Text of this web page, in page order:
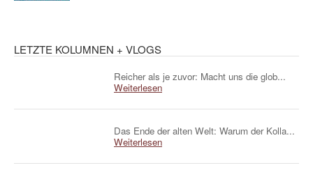
LETZTE KOLUMNEN + VLOGS
Reicher als je zuvor: Macht uns die glob...
Weiterlesen
Das Ende der alten Welt: Warum der Kolla...
Weiterlesen